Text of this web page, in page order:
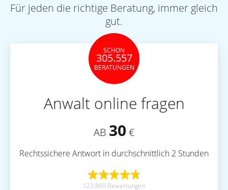
Für jeden die richtige Beratung, immer gleich
gut.
SCHON
305.557
BERATUNGEN
Anwalt online fragen
AB 30 €
Rechtssichere Antwort in durchschnittlich 2 Stunden
123.860 Bewertungen